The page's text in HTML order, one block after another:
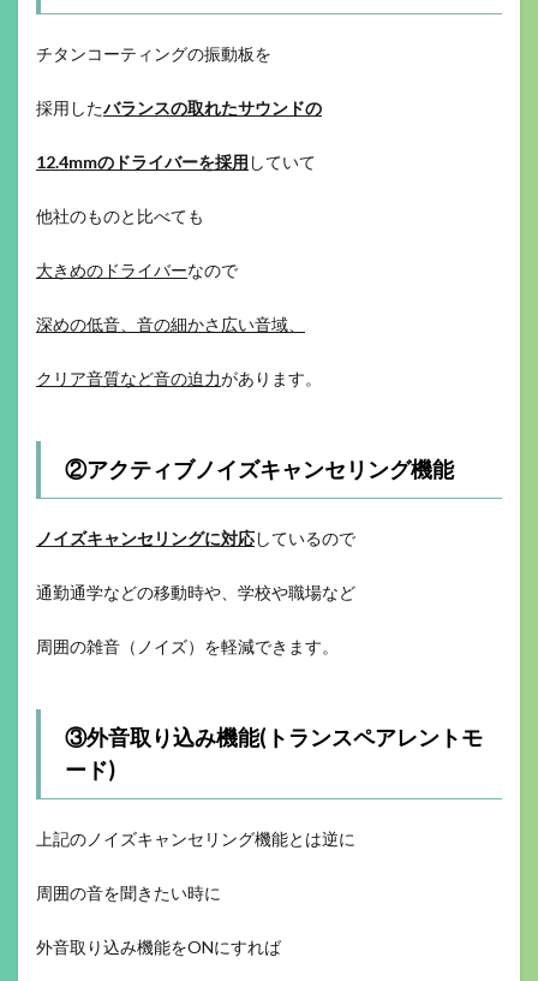
チタンコーティングの振動板を
採用したバランスの取れたサウンドの
12.4mmのドライバーを採用 していて
他社のものと比べても
大きめのドライバーなので
深めの低音、音の細かさ広い音域、
クリア音質など音の迫力があります。
②アクティブノイズキャンセリング機能
ノイズキャンセリングに対応しているので
通勤通学などの移動時や、学校や職場など
周囲の雑音（ノイズ）を軽減できます。
③外音取り込み機能(トランスペアレントモ
ード)
上記のノイズキャンセリング機能とは逆に
周囲の音を聞きたい時に
外音取り込み機能をONにすれば